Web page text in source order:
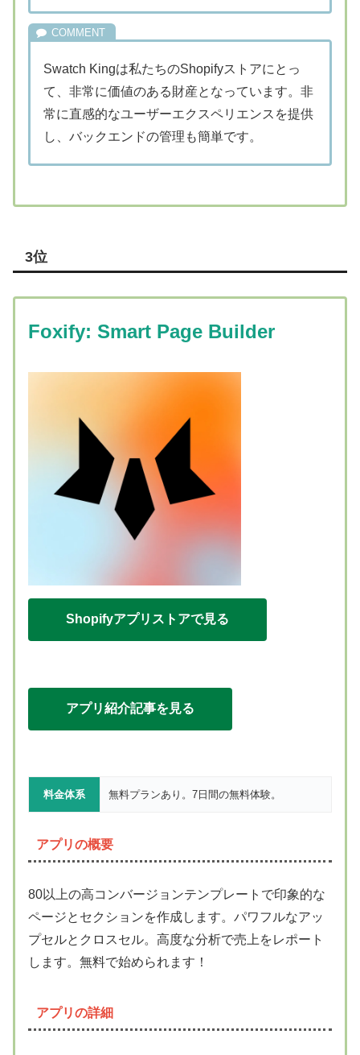
Swatch Kingは私たちのShopifyストアにとっ
て、非常に価値のある財産となっています。非
常に直感的なユーザーエクスペリエンスを提供
し、バックエンドの管理も簡単です。
3位
Foxify: Smart Page Builder
Shopifyアプリストアで見る
アプリ紹介記事を見る
料金体系 無料プランあり。7日間の無料体験。
アプリの概要
80以上の高コンバージョンテンプレートで印象的な
ページとセクションを作成します。パワフルなアッ
プセルとクロスセル。高度な分析で売上をレポート
します。無料で始められます！
アプリの詳細